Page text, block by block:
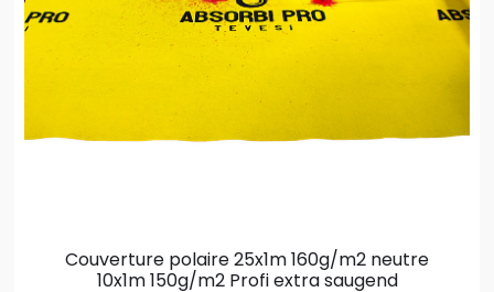
Couverture polaire 25x1m 160g/m2 neutre
10x1m 150g/m2 Profi extra saugend